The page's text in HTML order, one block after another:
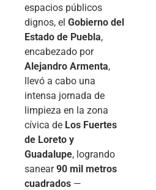
espacios públicos
dignos, el Gobierno del
Estado de Puebla,
encabezado por
Alejandro Armenta,
llevó a cabo una
intensa jornada de
limpieza en la zona
cívica de Los Fuertes
de Loreto y
Guadalupe, logrando
sanear90 mil metros
cuadrados —